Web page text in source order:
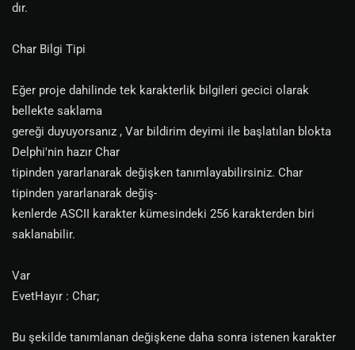
dır.
Char Bilgi Tipi
Eğer proje dahilinde tek karakterlik bilgileri gecici olarak
bellekte saklama
gereği duyuyorsanız , Var bildirim deyimi ile başlatılan blokta
Delphi'nin hazır Char
tipinden yararlanarak değişken tanımlayabilirsiniz. Char
tipinden yararlanarak değiş-
kenlerde ASCII karakter kümesindeki 256 karakterden biri
saklanabilir.
Var
EvetHayır : Char;
Bu şekilde tanımlanan değişkene daha sonra istenen karakter